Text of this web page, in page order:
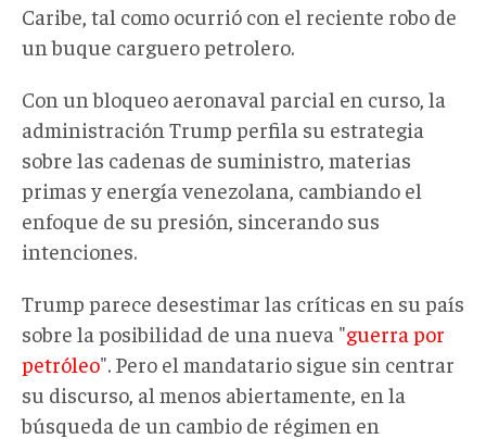
Caribe, tal como ocurrió con el reciente robo de
un buque carguero petrolero.
Con un bloqueo aeronaval parcial en curso, la
administración Trump perfila su estrategia
sobre las cadenas de suministro, materias
primas y energía venezolana, cambiando el
enfoque de su presión, sincerando sus
intenciones.
Trump parece desestimar las críticas en su país
sobre la posibilidad de una nueva "guerra por
petróleo". Pero el mandatario sigue sin centrar
su discurso, al menos abiertamente, en la
búsqueda de un cambio de régimen en